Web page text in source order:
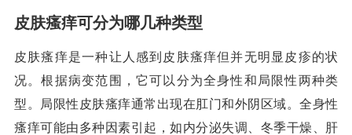
皮肤瘙痒可分为哪几种类型
皮肤瘙痒是一种让人感到皮肤瘙痒但并无明显皮疹的状
况。根据病变范围，它可以分为全身性和局限性两种类
型。局限性皮肤瘙痒通常出现在肛门和外阴区域。全身性
瘙痒可能由多种因素引起，如内分泌失调、冬季干燥、肝